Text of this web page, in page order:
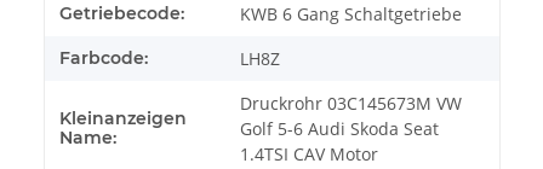
Getriebecode: KWB 6 Gang Schaltgetriebe
Farbcode: LH8Z
Kleinanzeigen
Name:
Druckrohr 03C145673M VW
Golf 5-6 Audi Skoda Seat
1.4TSI CAV Motor